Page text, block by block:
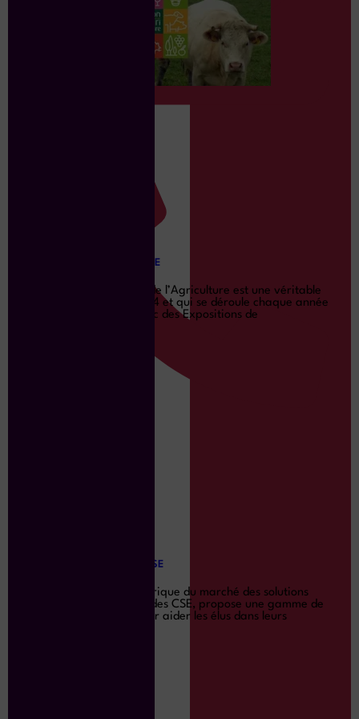
SALON DE L’AGRICULTURE
Le Salon International de l’Agriculture est une véritable
institution créée en 1964 et qui se déroule chaque année
en février/mars au Parc des Expositions de
EDENRED – SOLUTIONSCSE
ProwebCE, leader historique du marché des solutions
digitales à destination des CSE, propose une gamme de
logiciels et services pour aider les élus dans leurs